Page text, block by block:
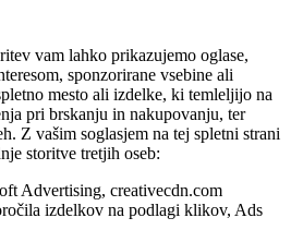
vam lahko prikazujemo oglase,
sponzorirane vsebine ali
mesto ali izdelke, ki temleljijo na
pri brskanju in nakupovanju, ter
Z vašim soglasjem na tej spletni strani
storitve tretjih oseb:
Advertising, creativecdn.com
izdelkov na podlagi klikov, Ads